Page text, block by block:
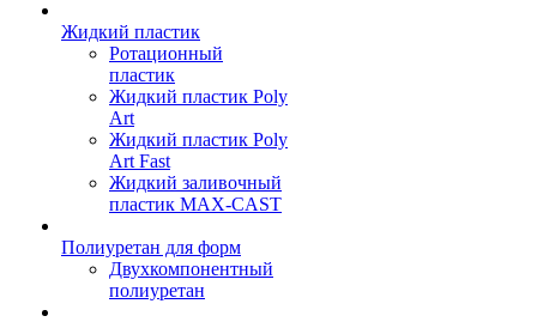
Жидкий пластик
Ротационный
пластик
Жидкий пластик Poly
Art
Жидкий пластик Poly
Art Fast
Жидкий заливочный
пластик MAX-CAST
Полиуретан для форм
Двухкомпонентный
полиуретан